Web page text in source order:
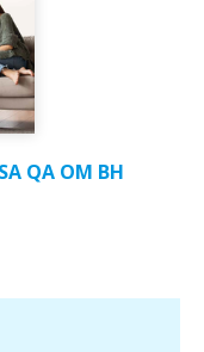
QA OM BH